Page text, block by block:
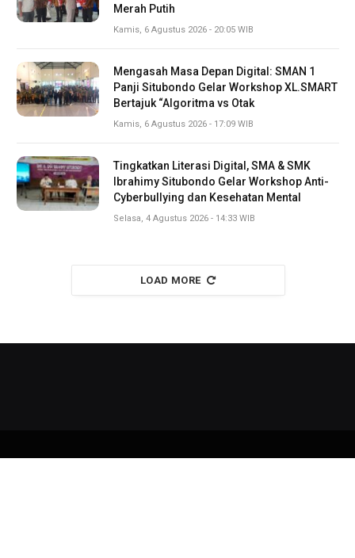
Merah Putih
Kamis, 6 Agustus 2026 - 20:05 WIB
Mengasah Masa Depan Digital: SMAN 1
Panji Situbondo Gelar Workshop XL.SMART
Bertajuk “Algoritma vs Otak
Kamis, 6 Agustus 2026 - 17:09 WIB
Tingkatkan Literasi Digital, SMA & SMK
Ibrahimy Situbondo Gelar Workshop Anti-
Cyberbullying dan Kesehatan Mental
Selasa, 4 Agustus 2026 - 14:33 WIB
LOAD MORE